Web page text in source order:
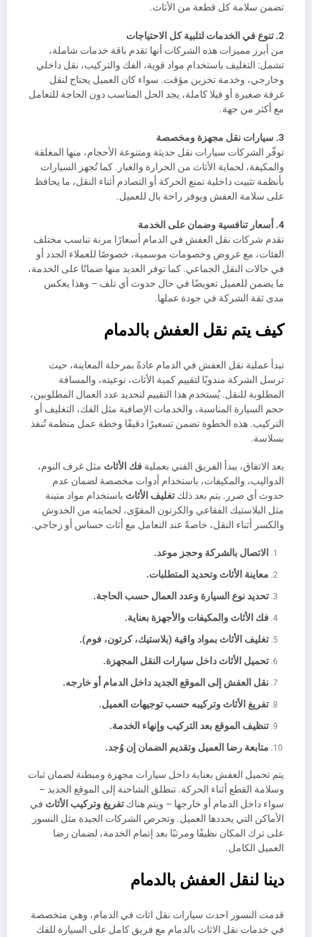
تضمن سلامة كل قطعة من الأثاث.
2. تنوع في الخدمات لتلبية كل الاحتياجات
من أبرز مميزات هذه الشركات أنها تقدم باقة خدمات شاملة،
تشمل: التغليف باستخدام مواد قوية، الفك والتركيب، نقل داخلي
وخارجي، وخدمة تخزين مؤقت. سواء كان العميل يحتاج لنقل
غرفة صغيرة أو فيلا كاملة، يجد الحل المناسب دون الحاجة للتعامل
مع أكثر من جهة.
3. سيارات نقل مجهزة ومخصصة
توفّر الشركات سيارات نقل حديثة ومتنوعة الأحجام، منها المغلقة
والمكيفة، لحماية الأثاث من الحرارة والغبار. كما تُجهز السيارات
بأنظمة تثبيت داخلية تمنع الحركة أو التصادم أثناء النقل، ما يحافظ
على سلامة العفش ويوفر راحة بال للعميل.
4. أسعار تنافسية وضمان على الخدمة
تقدم شركات نقل العفش في الدمام أسعارًا مرنة تناسب مختلف
الفئات، مع عروض وخصومات موسمية، خصوصًا للعملاء الجدد أو
في حالات النقل الجماعي. كما توفر العديد منها ضمانًا على الخدمة،
ما يضمن للعميل تعويضًا في حال حدوث أي تلف – وهذا يعكس
مدى ثقة الشركة في جودة عملها.
كيف يتم نقل العفش بالدمام
تبدأ عملية نقل العفش في الدمام عادةً بمرحلة المعاينة، حيث
ترسل الشركة مندوبًا لتقييم كمية الأثاث، نوعيته، والمسافة
المطلوبة للنقل. يُستخدم هذا التقييم لتحديد عدد العمال المطلوبين،
حجم السيارة المناسبة، والخدمات الإضافية مثل الفك، التغليف أو
التركيب. هذه الخطوة تضمن تسعيرًا دقيقًا وخطة عمل منظمة تُنفذ
بسلاسة.
بعد الاتفاق، يبدأ الفريق الفني بعملية فك الأثاث مثل غرف النوم،
الدواليب، والمكيفات، باستخدام أدوات مخصصة لضمان عدم
حدوث أي ضرر. يتم بعد ذلك تغليف الأثاث باستخدام مواد متينة
مثل البلاستيك الفقاعي والكرتون المقوّى، لحمايته من الخدوش
والكسر أثناء النقل، خاصةً عند التعامل مع أثاث حساس أو زجاجي.
الاتصال بالشركة وحجز موعد.
معاينة الأثاث وتحديد المتطلبات.
تحديد نوع السيارة وعدد العمال حسب الحاجة.
فك الأثاث والمكيفات والأجهزة بعناية.
تغليف الأثاث بمواد واقية (بلاستيك، كرتون، فوم).
تحميل الأثاث داخل سيارات النقل المجهزة.
نقل العفش إلى الموقع الجديد داخل الدمام أو خارجه.
تفريغ الأثاث وتركيبه حسب توجيهات العميل.
تنظيف الموقع بعد التركيب وإنهاء الخدمة.
متابعة رضا العميل وتقديم الضمان إن وُجد.
يتم تحميل العفش بعناية داخل سيارات مجهزة ومبطنة لضمان ثبات
وسلامة القطع أثناء الحركة. تنطلق الشاحنة إلى الموقع الجديد –
سواء داخل الدمام أو خارجها – ويتم هناك تفريغ وتركيب الأثاث في
الأماكن التي يحددها العميل. وتحرص الشركات الجيدة مثل النسور
على ترك المكان نظيفًا ومرتبًا بعد إتمام الخدمة، لضمان رضا
العميل الكامل.
دينا لنقل العفش بالدمام
قدمت النسور احدث سيارات نقل اثاث في الدمام، وهي متخصصة
في خدمات نقل الاثاث بالدمام مع فريق كامل على السيارة للفك